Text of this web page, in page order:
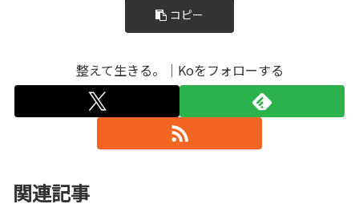
コピー
整えて生きる。｜Koをフォローする
関連記事